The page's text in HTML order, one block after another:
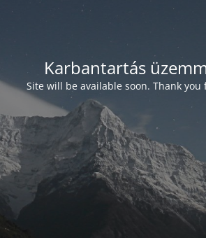
Karbantartás
Site will be available soon. Thank